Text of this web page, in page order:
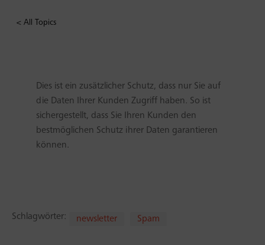
< All Topics
Dies ist ein zusätzlicher Schutz, dass nur Sie auf
die Daten Ihrer Kunden Zugriff haben. So ist
sichergestellt, dass Sie Ihren Kunden den
bestmöglichen Schutz ihrer Daten garantieren
können.
Schlagwörter: newsletter Spam